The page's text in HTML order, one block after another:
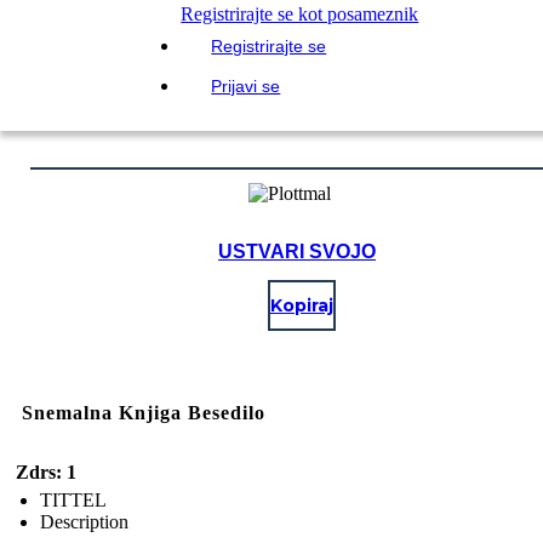
Registrirajte se kot posameznik
Registrirajte se
Prijavi se
USTVARI SVOJO
Kopiraj
Snemalna Knjiga Besedilo
Zdrs: 1
TITTEL
Description